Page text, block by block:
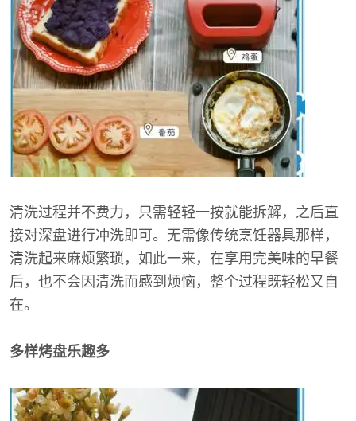
清洗过程并不费力，只需轻轻一按就能拆解，之后直
接对深盘进行冲洗即可。无需像传统烹饪器具那样，
清洗起来麻烦繁琐，如此一来，在享用完美味的早餐
后，也不会因清洗而感到烦恼，整个过程既轻松又自
在。
多样烤盘乐趣多